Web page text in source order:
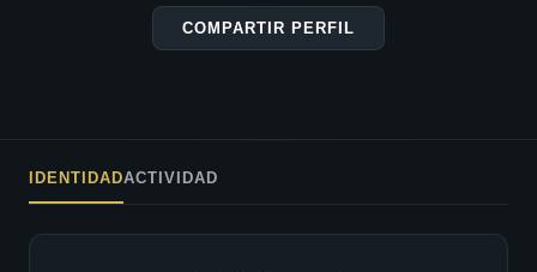
COMPARTIR PERFIL
IDENTIDADACTIVIDAD